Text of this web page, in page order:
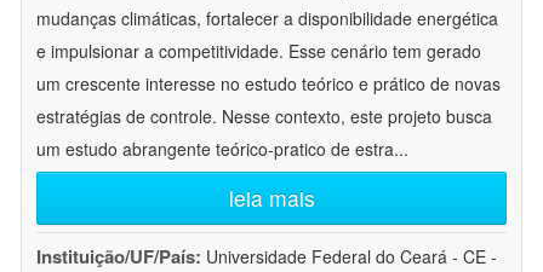
mudanças climáticas, fortalecer a disponibilidade energética
e impulsionar a competitividade. Esse cenário tem gerado
um crescente interesse no estudo teórico e prático de novas
estratégias de controle. Nesse contexto, este projeto busca
um estudo abrangente teórico-pratico de estra...
leia mais
Instituição/UF/País: Universidade Federal do Ceará - CE -